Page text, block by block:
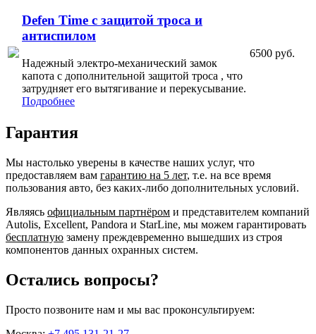
Defen Time с защитой троса и
антиспилом
Надежный электро-механический замок
капота с дополнительной защитой троса , что
затрудняет его вытягивание и перекусывание.
Подробнее
6500 руб.
Гарантия
Мы настолько уверены в качестве наших услуг, что
предоставляем вам гарантию на 5 лет, т.е. на все время
пользования авто, без каких-либо дополнительных условий.
Являясь официальным партнёром и представителем компаний
Autolis, Excellent, Pandora и StarLine, мы можем гарантировать
бесплатную замену преждевременно вышедших из строя
компонентов данных охранных систем.
Остались вопросы?
Просто позвоните нам и мы вас проконсультируем: